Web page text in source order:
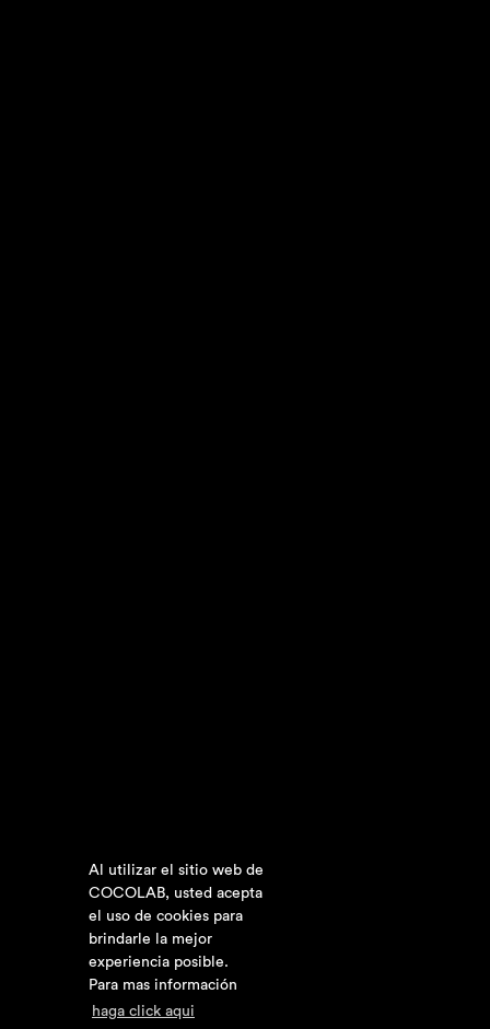
Al utilizar el sitio web de
COCOLAB, usted acepta
el uso de cookies para
brindarle la mejor
experiencia posible.
Para mas información
haga click aqui